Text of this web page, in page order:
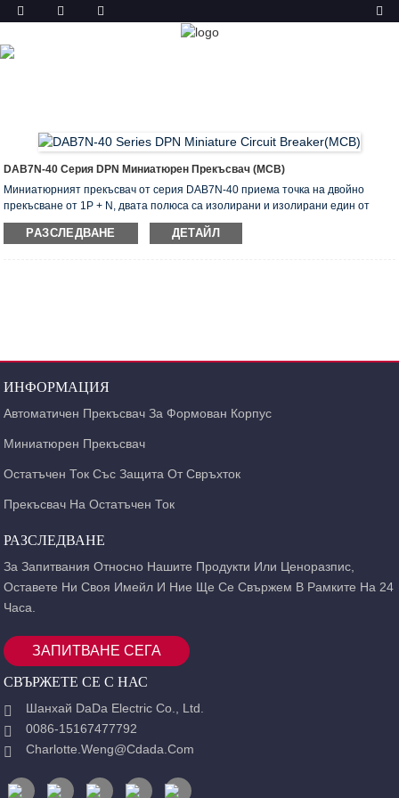
ПРОДУКТ
У ДОМА
DAB7N-40 Серия DPN Миниатюрен Прекъсвач (MCB)
Миниатюрният прекъсвач от серия DAB7N-40 приема точка на двойно
прекъсване от 1P + N, двата полюса са изолирани и изолирани един от
друг, при синхронна работа, N-полюсът винаги ще направи първи и ще се
счупи по-късно, което гарантира капацитет на прекъсване на
РАЗСЛЕДВАНЕ ДЕТАЙЛ
ИНФОРМАЦИЯ
Автоматичен Прекъсвач За Формован Корпус
Миниатюрен Прекъсвач
Остатъчен Ток Със Защита От Свръхток
Прекъсвач На Остатъчен Ток
РАЗСЛЕДВАНЕ
За Запитвания Относно Нашите Продукти Или Ценоразпис,
Оставете Ни Своя Имейл И Ние Ще Се Свържем В Рамките На 24
Часа.
ЗАПИТВАНЕ СЕГА
СВЪРЖЕТЕ СЕ С НАС
Шанхай DaDa Electric Co., Ltd.
0086-15167477792
Charlotte.weng@cdada.com